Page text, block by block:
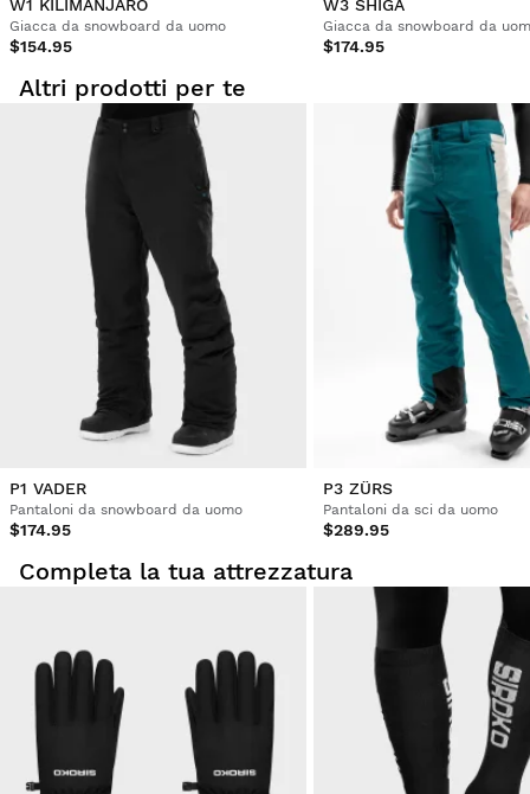
W1 KILIMANJARO
Giacca da snowboard da uomo
$154.95
W3 SHIGA
Giacca da snowboard da
$174.95
Altri prodotti per te
P1 VADER
Pantaloni da snowboard da uomo
$174.95
P3 ZÜRS
Pantaloni da sci da uomo
$289.95
Completa la tua attrezzatura